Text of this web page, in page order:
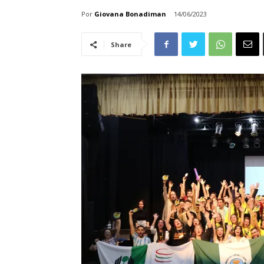
Por Giovana Bonadiman 14/06/2023
Share